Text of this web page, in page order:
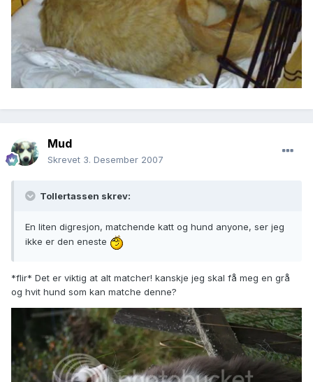
Mud
Skrevet 3. Desember 2007
Tollertassen skrev:
En liten digresjon, matchende katt og hund anyone, ser jeg
ikke er den eneste
*flir* Det er viktig at alt matcher! kanskje jeg skal få meg en grå
og hvit hund som kan matche denne?